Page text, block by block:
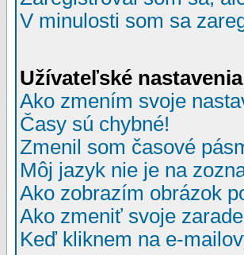
V minulosti som sa
Užívateľské nastavenia
Ako zmením svoje
Časy sú chybné!
Zmenil som časové
Môj jazyk nie je na
Ako zobrazím obrázok
Ako zmeniť svoje
Keď kliknem na e-